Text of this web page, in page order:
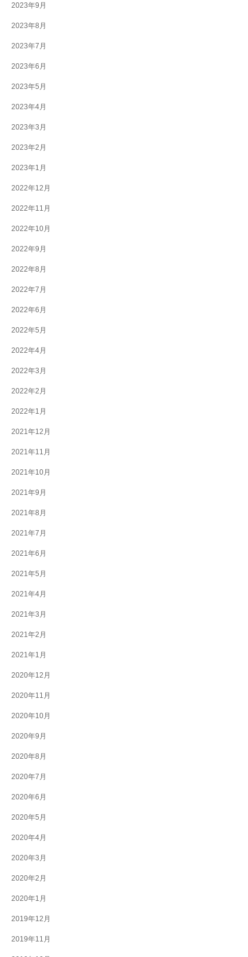
2023年9月
2023年8月
2023年7月
2023年6月
2023年5月
2023年4月
2023年3月
2023年2月
2023年1月
2022年12月
2022年11月
2022年10月
2022年9月
2022年8月
2022年7月
2022年6月
2022年5月
2022年4月
2022年3月
2022年2月
2022年1月
2021年12月
2021年11月
2021年10月
2021年9月
2021年8月
2021年7月
2021年6月
2021年5月
2021年4月
2021年3月
2021年2月
2021年1月
2020年12月
2020年11月
2020年10月
2020年9月
2020年8月
2020年7月
2020年6月
2020年5月
2020年4月
2020年3月
2020年2月
2020年1月
2019年12月
2019年11月